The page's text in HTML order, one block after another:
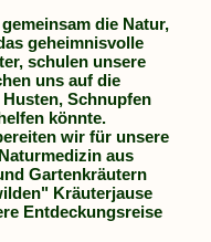
die Natur,
geheimnisvolle
schulen unsere
uns auf die
Schnupfen
könnte.
wir für unsere
aus
Gartenkräutern
Kräuterjause
Entdeckungsreise